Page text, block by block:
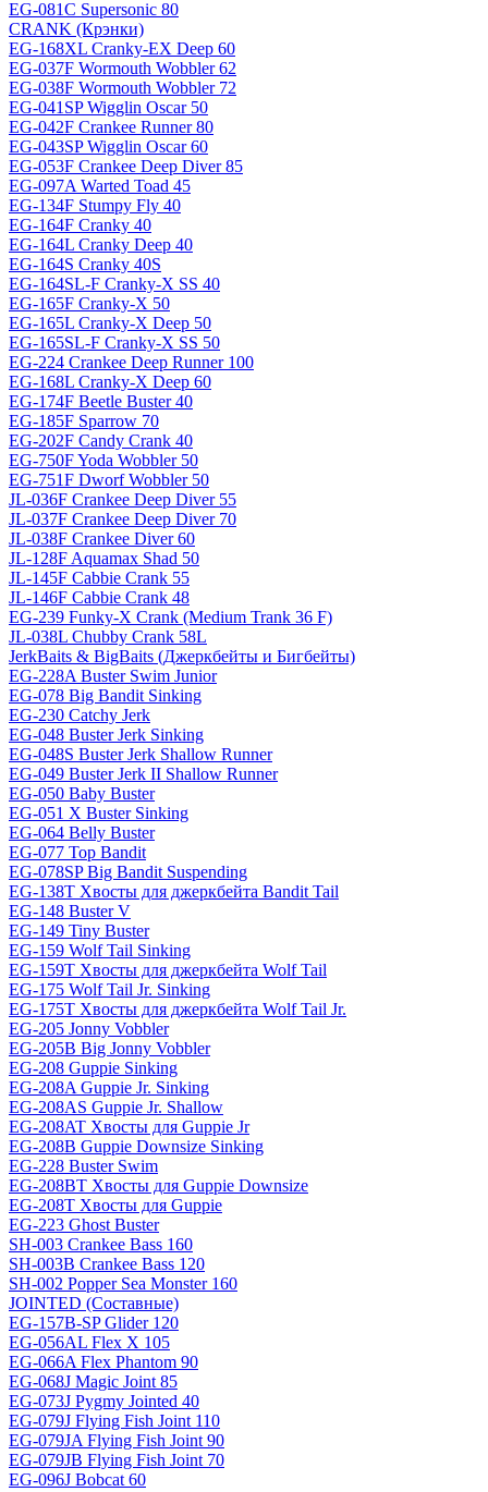
EG-081C Supersonic 80
CRANK (Крэнки)
EG-168XL Cranky-EX Deep 60
EG-037F Wormouth Wobbler 62
EG-038F Wormouth Wobbler 72
EG-041SP Wigglin Oscar 50
EG-042F Crankee Runner 80
EG-043SP Wigglin Oscar 60
EG-053F Crankee Deep Diver 85
EG-097A Warted Toad 45
EG-134F Stumpy Fly 40
EG-164F Cranky 40
EG-164L Cranky Deep 40
EG-164S Cranky 40S
EG-164SL-F Cranky-X SS 40
EG-165F Cranky-X 50
EG-165L Cranky-X Deep 50
EG-165SL-F Cranky-X SS 50
EG-224 Crankee Deep Runner 100
EG-168L Cranky-X Deep 60
EG-174F Beetle Buster 40
EG-185F Sparrow 70
EG-202F Candy Crank 40
EG-750F Yoda Wobbler 50
EG-751F Dworf Wobbler 50
JL-036F Crankee Deep Diver 55
JL-037F Crankee Deep Diver 70
JL-038F Crankee Diver 60
JL-128F Aquamax Shad 50
JL-145F Cabbie Crank 55
JL-146F Cabbie Crank 48
EG-239 Funky-X Crank (Medium Trank 36 F)
JL-038L Chubby Crank 58L
JerkBaits & BigBaits (Джеркбейты и Бигбейты)
EG-228A Buster Swim Junior
EG-078 Big Bandit Sinking
EG-230 Catchy Jerk
EG-048 Buster Jerk Sinking
EG-048S Buster Jerk Shallow Runner
EG-049 Buster Jerk II Shallow Runner
EG-050 Baby Buster
EG-051 X Buster Sinking
EG-064 Belly Buster
EG-077 Top Bandit
EG-078SP Big Bandit Suspending
EG-138T Хвосты для джеркбейта Bandit Tail
EG-148 Buster V
EG-149 Tiny Buster
EG-159 Wolf Tail Sinking
EG-159T Хвосты для джеркбейта Wolf Tail
EG-175 Wolf Tail Jr. Sinking
EG-175T Хвосты для джеркбейта Wolf Tail Jr.
EG-205 Jonny Vobbler
EG-205B Big Jonny Vobbler
EG-208 Guppie Sinking
EG-208A Guppie Jr. Sinking
EG-208AS Guppie Jr. Shallow
EG-208AT Хвосты для Guppie Jr
EG-208B Guppie Downsize Sinking
EG-228 Buster Swim
EG-208BT Хвосты для Guppie Downsize
EG-208T Хвосты для Guppie
EG-223 Ghost Buster
SH-003 Crankee Bass 160
SH-003B Crankee Bass 120
SH-002 Popper Sea Monster 160
JOINTED (Составные)
EG-157B-SP Glider 120
EG-056AL Flex X 105
EG-066A Flex Phantom 90
EG-068J Magic Joint 85
EG-073J Pygmy Jointed 40
EG-079J Flying Fish Joint 110
EG-079JA Flying Fish Joint 90
EG-079JB Flying Fish Joint 70
EG-096J Bobcat 60